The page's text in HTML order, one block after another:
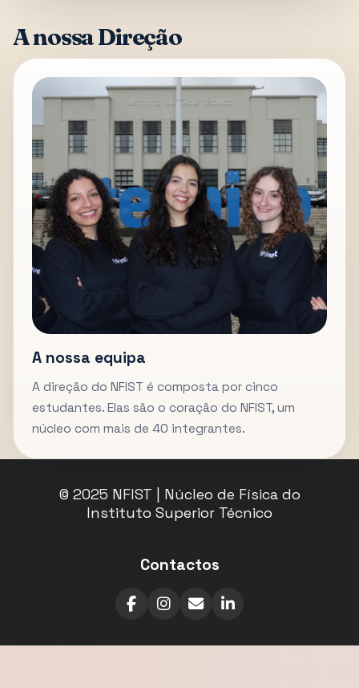
A nossa Direção
A nossa equipa
A direção do NFIST é composta por cinco
estudantes. Elas são o coração do NFIST, um
núcleo com mais de 40 integrantes.
© 2025 NFIST | Núcleo de Física do
Instituto Superior Técnico
Contactos